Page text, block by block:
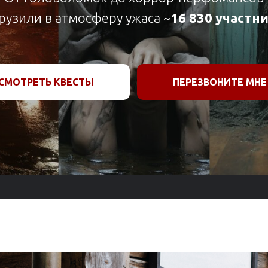
в атмосферу ужаса ~16 830
КВЕСТЫ ПЕРЕЗВОНИТЕ МНЕ